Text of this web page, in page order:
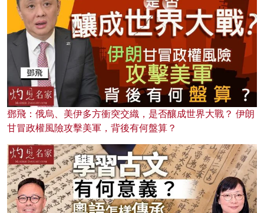
鄧飛：俄烏、美伊多方衝突交織，是否釀成世界大戰？ 伊朗
甘冒政權風險攻擊美軍，背後有何盤算？